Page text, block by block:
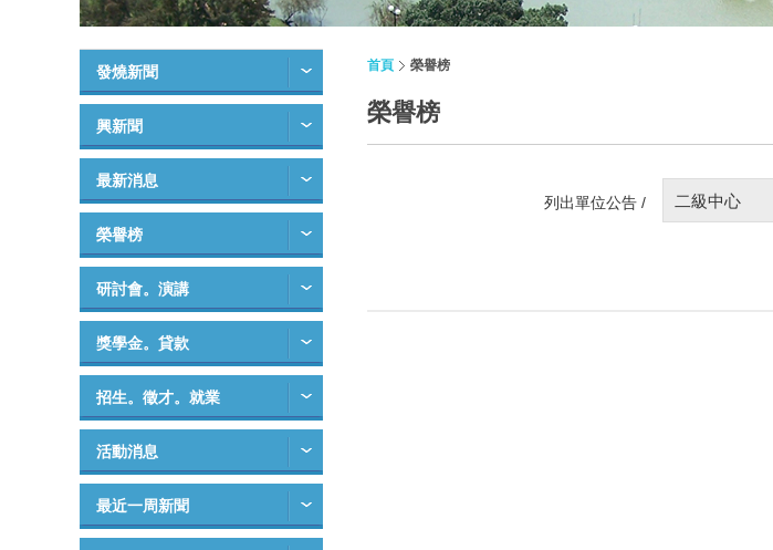
發燒新聞
興新聞
最新消息
榮譽榜
研討會。演講
獎學金。貸款
招生。徵才。就業
活動消息
最近一周新聞
首頁 榮譽榜
榮譽榜
列出單位公告 / 二級中心